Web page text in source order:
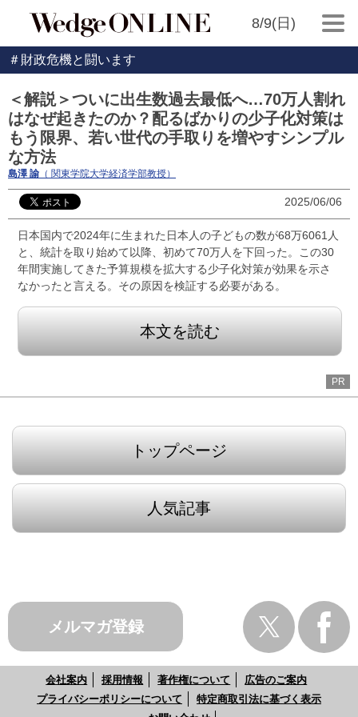
8/9(日)
＃財政危機と闘います
＜解説＞ついに出生数過去最低へ…70万人割れ
はなぜ起きたのか？配るばかりの少子化対策は
もう限界、若い世代の手取りを増やすシンプル
な方法
島澤 諭 （ 関東学院大学経済学部教授）
2025/06/06
日本国内で2024年に生まれた日本人の子どもの数が68万6061人
と、統計を取り始めて以降、初めて70万人を下回った。この30
年間実施してきた予算規模を拡大する少子化対策が効果を示さ
なかったと言える。その原因を検証する必要がある。
本文を読む
PR
トップページ
人気記事
メルマガ登録
会社案内 採用情報 著作権について
広告のご案内
プライバシーポリシーについて
特定商取引法に基づく表示